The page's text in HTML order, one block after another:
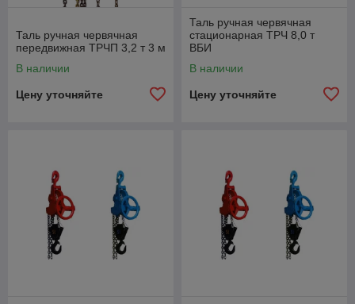
Таль ручная червячная
передвижная ТРЧП 3,2 т 3 м
В наличии
Цену уточняйте
Таль ручная червячная
стационарная ТРЧ 8,0 т
ВБИ
В наличии
Цену уточняйте